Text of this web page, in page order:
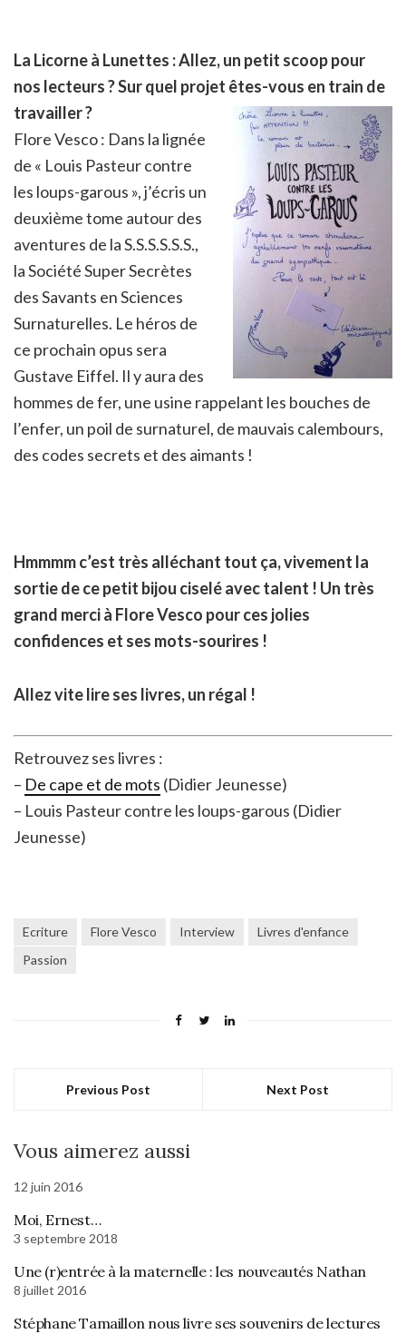
La Licorne à Lunettes : Allez, un petit scoop pour
nos lecteurs ? Sur quel projet êtes-vous en train de
travailler ?
Flore Vesco : Dans la lignée
de « Louis Pasteur contre
les loups-garous », j’écris un
deuxième tome autour des
aventures de la S.S.S.S.S.S.,
la Société Super Secrètes
des Savants en Sciences
Surnaturelles. Le héros de
ce prochain opus sera
Gustave Eiffel. Il y aura des
hommes de fer, une usine rappelant les bouches de
l’enfer, un poil de surnaturel, de mauvais calembours,
des codes secrets et des aimants !
Hmmmm c’est très alléchant tout ça, vivement la
sortie de ce petit bijou ciselé avec talent ! Un très
grand merci à Flore Vesco pour ces jolies
confidences et ses mots-sourires !
Allez vite lire ses livres, un régal !
Retrouvez ses livres :
– De cape et de mots (Didier Jeunesse)
– Louis Pasteur contre les loups-garous (Didier
Jeunesse)
Ecriture Flore Vesco Interview
Livres d'enfance
Passion
Previous Post Next Post
Vous aimerez aussi
12 juin 2016
Moi, Ernest…
3 septembre 2018
Une (r)entrée à la maternelle : les nouveautés Nathan
8 juillet 2016
Stéphane Tamaillon nous livre ses souvenirs de lectures